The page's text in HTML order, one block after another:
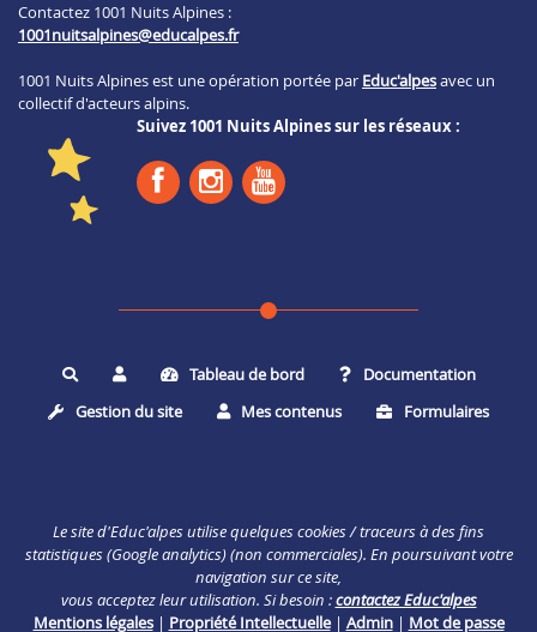
Contactez 1001 Nuits Alpines :
1001nuitsalpines@educalpes.fr
1001 Nuits Alpines est une opération portée par Educ'alpesavec un
collectif d'acteurs alpins.
Suivez 1001 Nuits Alpines sur les réseaux :
Rechercher Tableau de bord
Documentation
Gestion du site
Mes contenus Formulaires
Le site d'Educ'alpes utilise quelques cookies / traceurs à des fins
statistiques (Google analytics) (non commerciales). En poursuivant votre
navigation sur ce site,
vous acceptez leur utilisation. Si besoin :contactez Educ'alpes
Mentions légales| Propriété Intellectuelle| Admin| Mot de passe